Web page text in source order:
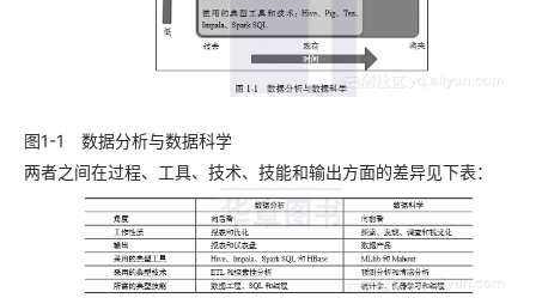
图1-1 数据分析与数据科学
两者之间在过程、工具、技术、技能和输出方面的差异见下表：